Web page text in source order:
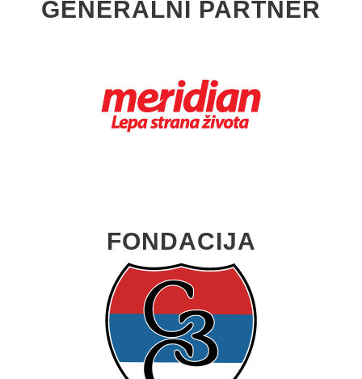
GENERALNI PARTNER
FONDACIJA